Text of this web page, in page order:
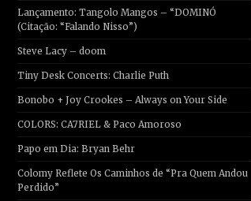
Lançamento: Tangolo Mangos – “DOMINÓ
(Citação: “Falando Nisso”)
Steve Lacy – doom
Tiny Desk Concerts: Charlie Puth
Bonobo + Joy Crookes – Always on Your Side
COLORS: CA7RIEL & Paco Amoroso
Papo em Dia: Bryan Behr
Colomy Reflete Os Caminhos de “Pra Quem Andou
Perdido”